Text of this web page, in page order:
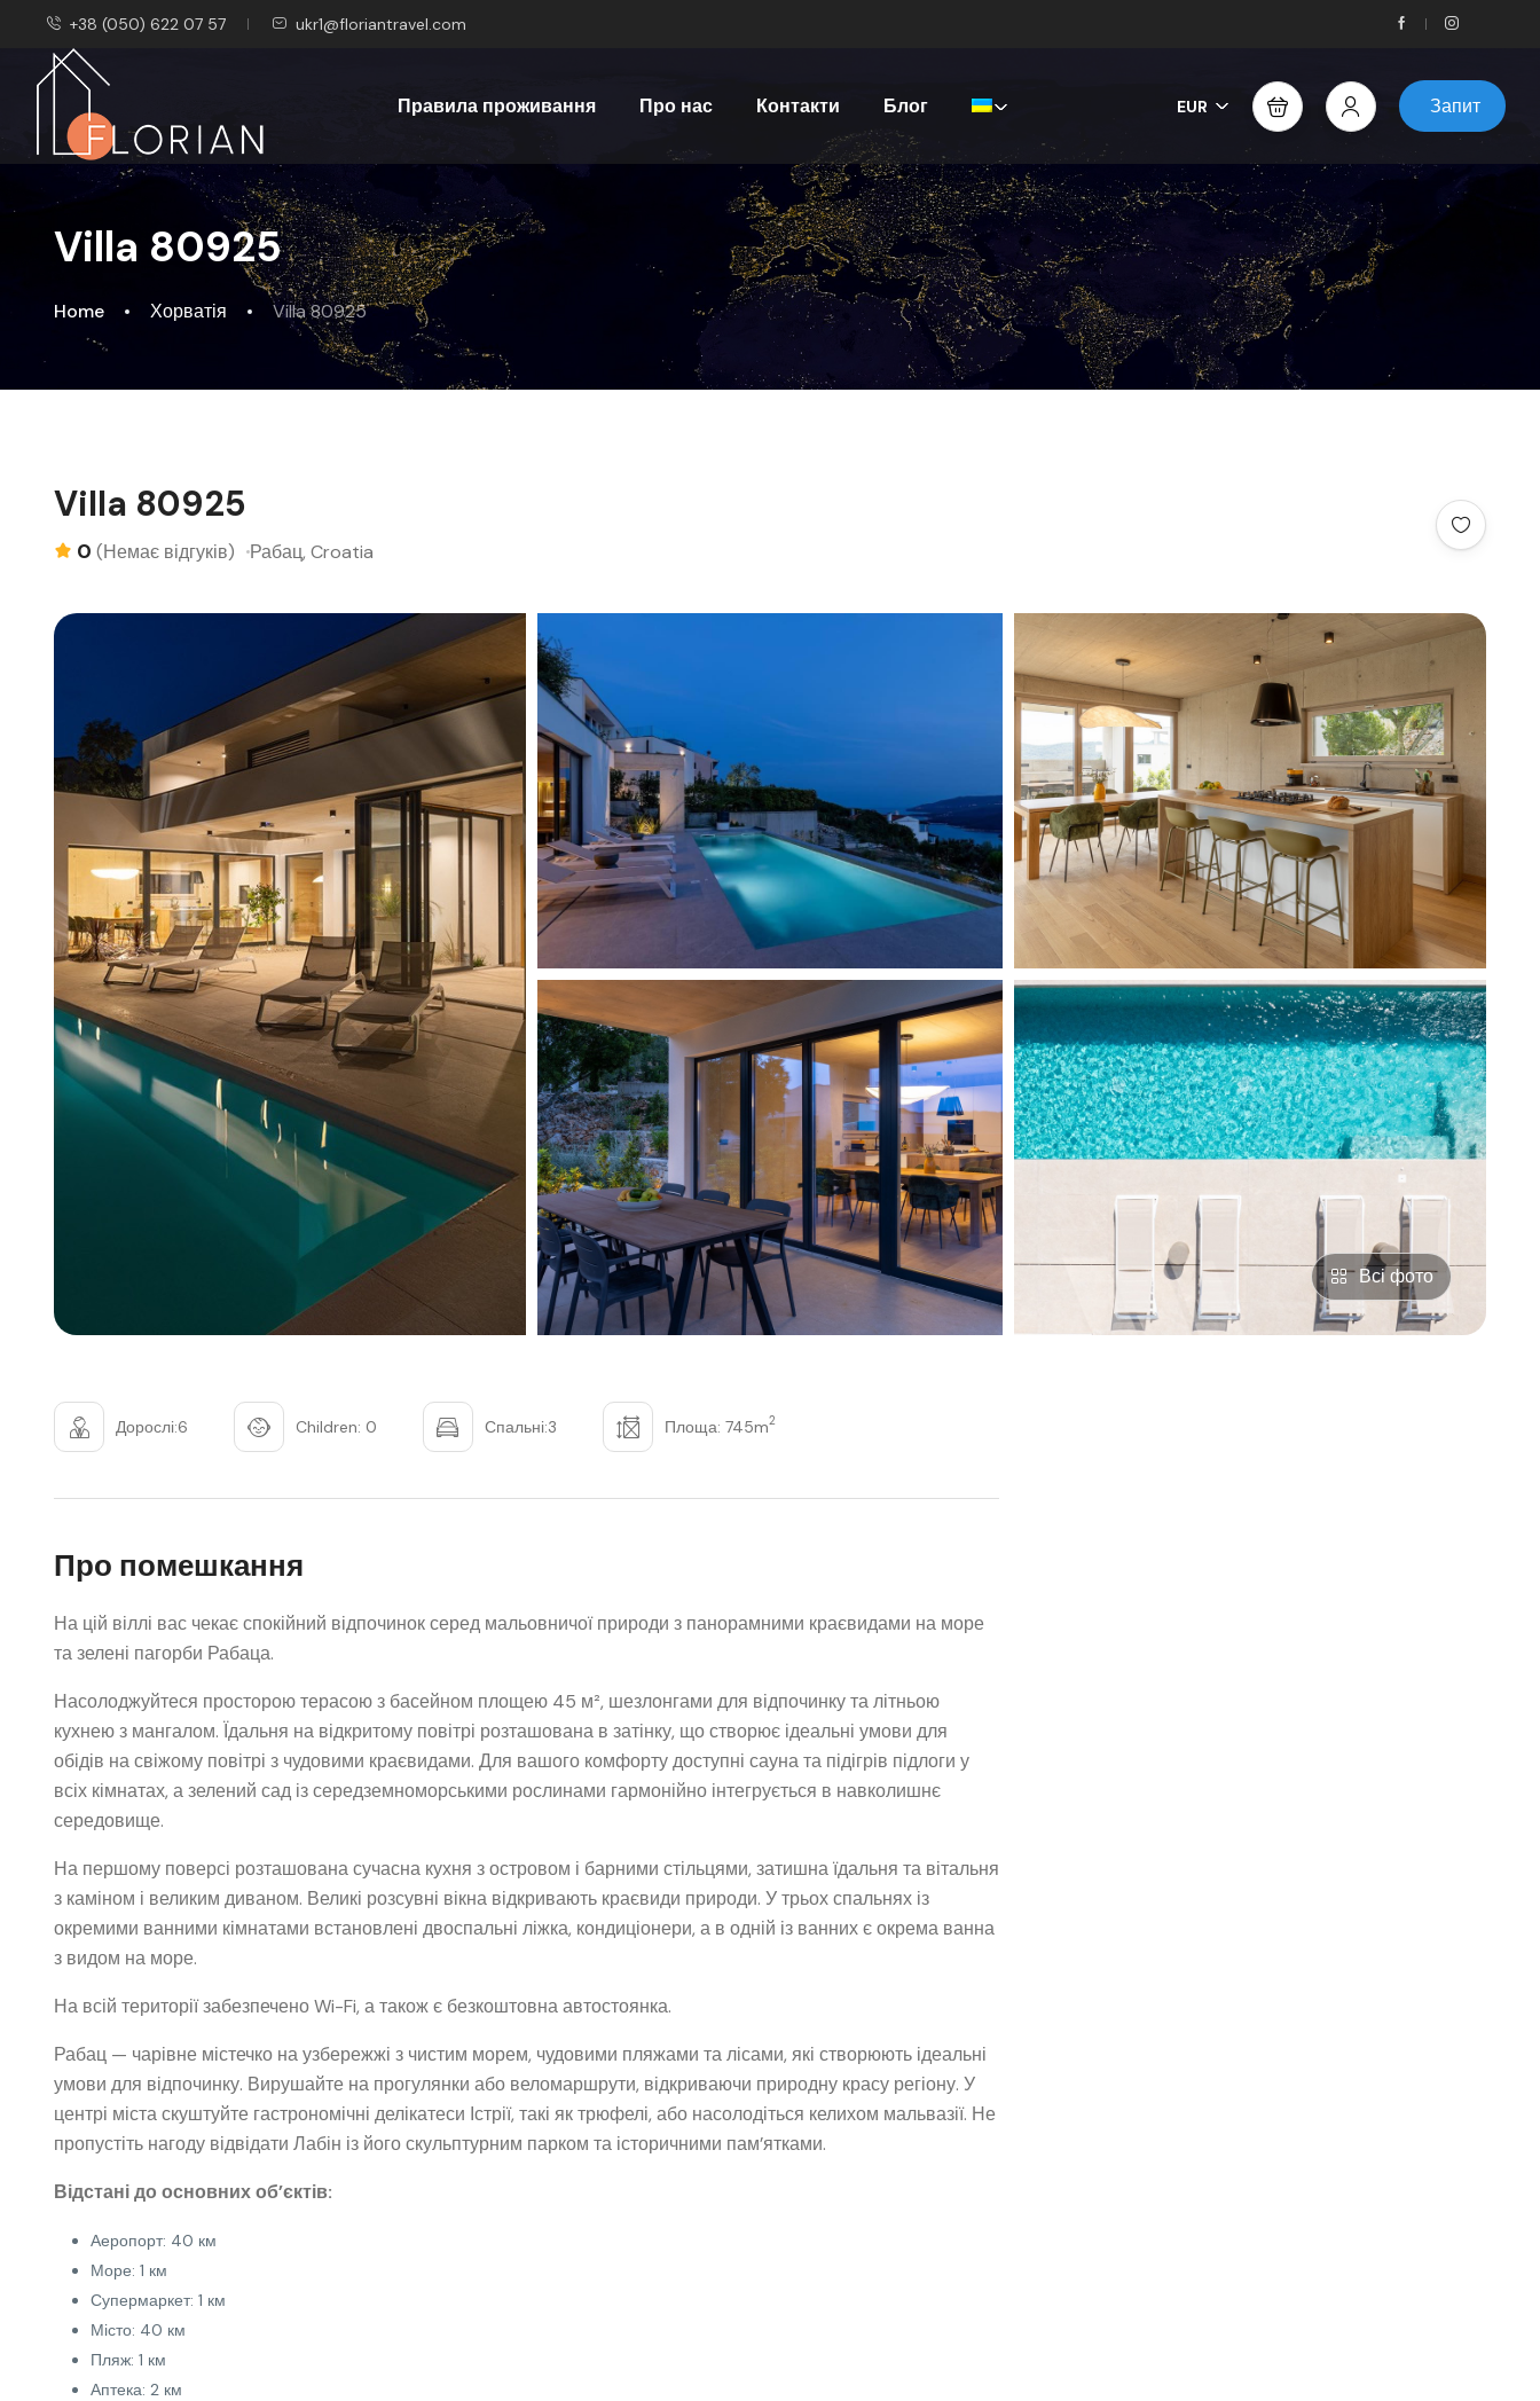
+38 (050) 622 07 57 ukr1@floriantravel.com
Правила проживання Про нас Контакти Блог EUR Запит
Villa 80925
Home Хорватія Villa 80925
Villa 80925
0 (Немає відгуків) Рабац, Croatia
Всі фото
Дорослі:6 Children: 0 Спальні:3 Площа: 745m2
Про помешкання
На цій віллі вас чекає спокійний відпочинок серед мальовничої природи з панорамними краєвидами на море
та зелені пагорби Рабаца.
Насолоджуйтеся просторою терасою з басейном площею 45 м², шезлонгами для відпочинку та літньою
кухнею з мангалом. Їдальня на відкритому повітрі розташована в затінку, що створює ідеальні умови для
обідів на свіжому повітрі з чудовими краєвидами. Для вашого комфорту доступні сауна та підігрів підлоги у
всіх кімнатах, а зелений сад із середземноморськими рослинами гармонійно інтегрується в навколишнє
середовище.
На першому поверсі розташована сучасна кухня з островом і барними стільцями, затишна їдальня та вітальня
з каміном і великим диваном. Великі розсувні вікна відкривають краєвиди природи. У трьох спальнях із
окремими ванними кімнатами встановлені двоспальні ліжка, кондиціонери, а в одній із ванних є окрема ванна
з видом на море.
На всій території забезпечено Wi-Fi, а також є безкоштовна автостоянка.
Рабац — чарівне містечко на узбережжі з чистим морем, чудовими пляжами та лісами, які створюють ідеальні
умови для відпочинку. Вирушайте на прогулянки або веломаршрути, відкриваючи природну красу регіону. У
центрі міста скуштуйте гастрономічні делікатеси Істрії, такі як трюфелі, або насолодіться келихом мальвазії. Не
пропустіть нагоду відвідати Лабін із його скульптурним парком та історичними пам’ятками.
Відстані до основних об’єктів:
Аеропорт: 40 км
Море: 1 км
Супермаркет: 1 км
Місто: 40 км
Пляж: 1 км
Аптека: 2 км